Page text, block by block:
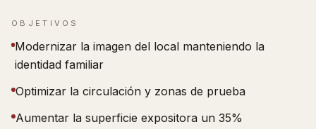
OBJETIVOS
Modernizar la imagen del local manteniendo la
identidad familiar
Optimizar la circulación y zonas de prueba
Aumentar la superficie expositora un 35%